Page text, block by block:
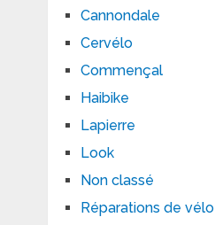
Cannondale
Cervélo
Commençal
Haibike
Lapierre
Look
Non classé
Réparations de vélo